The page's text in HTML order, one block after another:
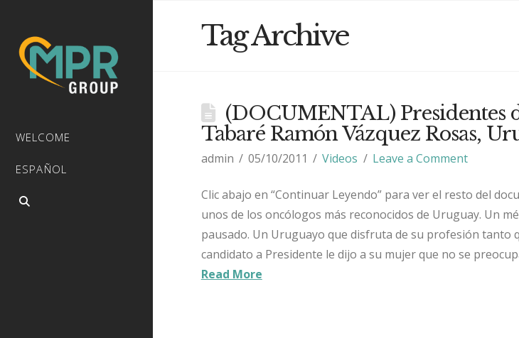
WELCOME
ESPAÑOL
Tag Archive
(DOCUMENTAL) Presidentes
Tabaré Ramón Vázquez Rosas,
admin 05/10/2011 Videos Leave a Comment
Clic abajo en “Continuar Leyendo” para ver el resto del
unos de los oncólogos más reconocidos de Uruguay. Un
pausado. Un Uruguayo que disfruta de su profesión tanto
candidato a Presidente le dijo a su mujer que no se
Read More